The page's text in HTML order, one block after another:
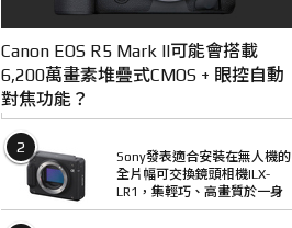
Canon EOS R5 Mark II可能會搭載
6,200萬畫素堆疊式CMOS + 眼控自動
對焦功能？
2
Sony發表適合安裝在無人機的
全片幅可交換鏡頭相機ILX-
LR1，集輕巧、高畫質於一身